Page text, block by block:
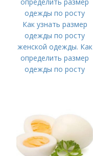
Как узнать размер
одежды по росту
женской одежды. Как
определить размер
одежды по росту